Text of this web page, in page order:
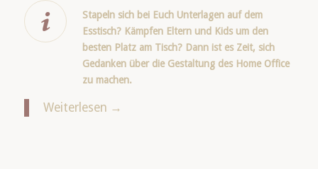
Stapeln sich bei Euch Unterlagen auf dem
Esstisch? Kämpfen Eltern und Kids um den
besten Platz am Tisch? Dann ist es Zeit, sich
Gedanken über die Gestaltung des Home Office
zu machen.
Weiterlesen →